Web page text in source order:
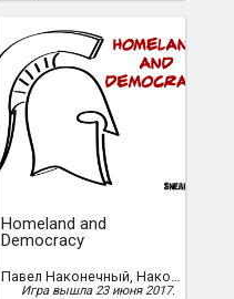
Homeland and
Democracy
Павел Наконечный, Наконечный, Павел
Игра вышла 23 июня 2017.